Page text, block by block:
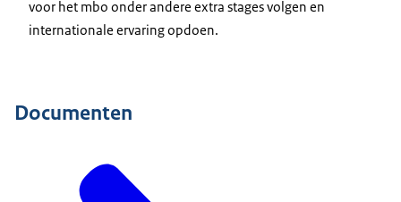
voor het mbo onder andere extra stages volgen en
internationale ervaring opdoen.
Documenten